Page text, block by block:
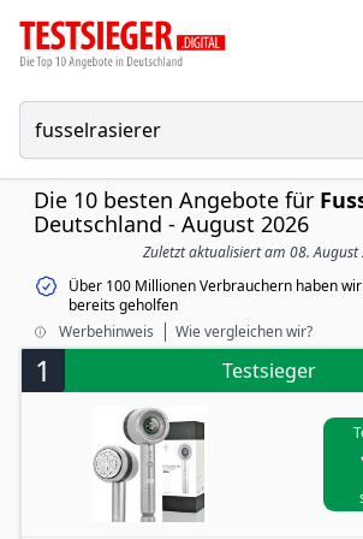
Die 10 besten Angebote für
Deutschland - August 2026
Zuletzt aktualisiert am 08. August
Über 100 Millionen Verbrauchern haben
bereits geholfen
Werbehinweis
Wie vergleichen wir?
1 Testsieger